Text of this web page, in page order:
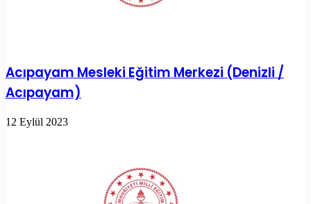
Acıpayam Mesleki Eğitim Merkezi (Denizli /
Acıpayam)
12 Eylül 2023